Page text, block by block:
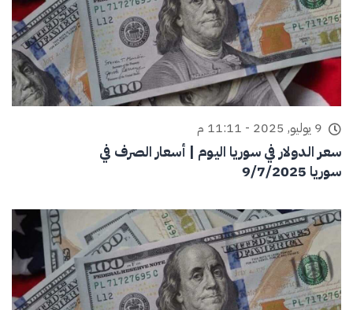
9 يوليو, 2025 - 11:11 م
سعر الدولار في سوريا اليوم | أسعار الصرف في
سوريا 9/7/2025